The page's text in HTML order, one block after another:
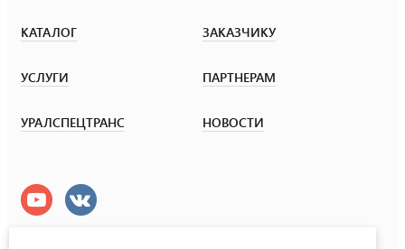
КАТАЛОГ ЗАКАЗЧИКУ
УСЛУГИ ПАРТНЕРАМ
УРАЛСПЕЦТРАНС НОВОСТИ